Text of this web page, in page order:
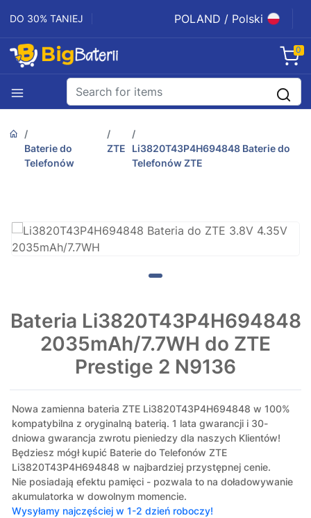
DO 30% TANIEJ POLAND / Polski
0
Baterie do
Telefonów
ZTE
Li3820T43P4H694848 Baterie do
Telefonów ZTE
Bateria Li3820T43P4H694848
2035mAh/7.7WH do ZTE
Prestige 2 N9136
Nowa zamienna bateria ZTE Li3820T43P4H694848 w 100%
kompatybilna z oryginalną baterią. 1 lata gwarancji i 30-
dniowa gwarancja zwrotu pieniedzy dla naszych Klientów!
Będziesz mógł kupić Baterie do Telefonów ZTE
Li3820T43P4H694848 w najbardziej przystępnej cenie.
Nie posiadają efektu pamięci - pozwala to na doładowywanie
akumulatorka w dowolnym momencie.
Wysyłamy najczęściej w 1-2 dzień roboczy!